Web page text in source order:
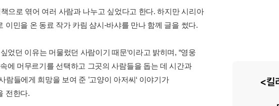
으로 엮어 여러 사람과 나누고 싶었다고 한다. 하지만 시리아
민을 온 동료 작가 카림 샴시-바샤를 만나 함께 글을 썼다.
었던 이유는 머물렀던 사람이기 때문‘이라고 밝히며, “영웅
에 머무르기를 선택하고 그곳의 사람들을 돕는 데 시간과
들에게 희망을 보여 준 ’고양이 아저씨‘ 이야기가
전한다.